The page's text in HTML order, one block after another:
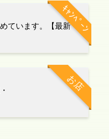
ｷｬﾝﾍﾟｰﾝ
ています。【最新
お店